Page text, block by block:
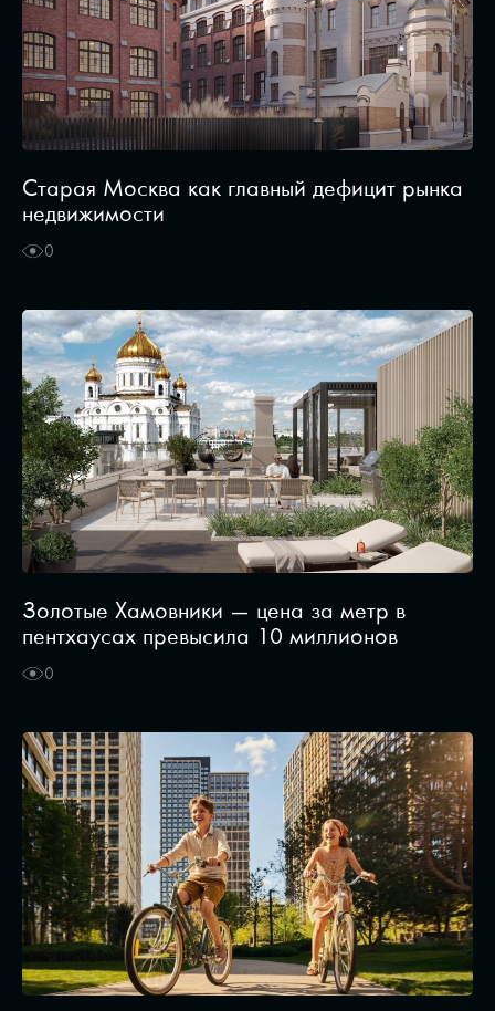
Старая Москва как главный дефицит рынка
недвижимости
0
Золотые Хамовники — цена за метр в
пентхаусах превысила 10 миллионов
0